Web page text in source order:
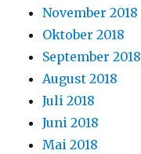
November 2018
Oktober 2018
September 2018
August 2018
Juli 2018
Juni 2018
Mai 2018